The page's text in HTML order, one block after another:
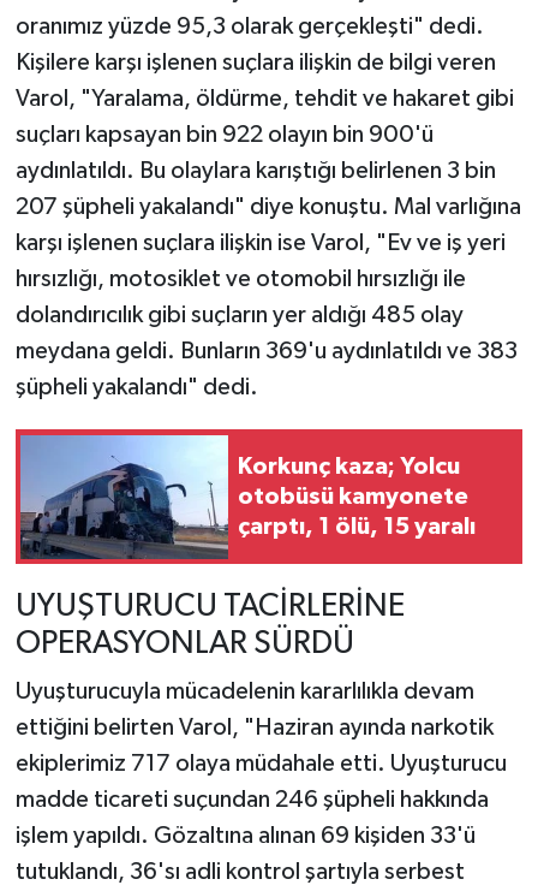
oranımız yüzde 95,3 olarak gerçekleşti" dedi.
Kişilere karşı işlenen suçlara ilişkin de bilgi veren
Varol, "Yaralama, öldürme, tehdit ve hakaret gibi
suçları kapsayan bin 922 olayın bin 900'ü
aydınlatıldı. Bu olaylara karıştığı belirlenen 3 bin
207 şüpheli yakalandı" diye konuştu. Mal varlığına
karşı işlenen suçlara ilişkin ise Varol, "Ev ve iş yeri
hırsızlığı, motosiklet ve otomobil hırsızlığı ile
dolandırıcılık gibi suçların yer aldığı 485 olay
meydana geldi. Bunların 369'u aydınlatıldı ve 383
şüpheli yakalandı" dedi.
Korkunç kaza; Yolcu
otobüsü kamyonete
çarptı, 1 ölü, 15 yaralı
UYUŞTURUCU TACİRLERİNE
OPERASYONLAR SÜRDÜ
Uyuşturucuyla mücadelenin kararlılıkla devam
ettiğini belirten Varol, "Haziran ayında narkotik
ekiplerimiz 717 olaya müdahale etti. Uyuşturucu
madde ticareti suçundan 246 şüpheli hakkında
işlem yapıldı. Gözaltına alınan 69 kişiden 33'ü
tutuklandı, 36'sı adli kontrol şartıyla serbest